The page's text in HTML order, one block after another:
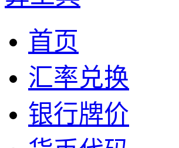
首页
汇率兑换
银行牌价